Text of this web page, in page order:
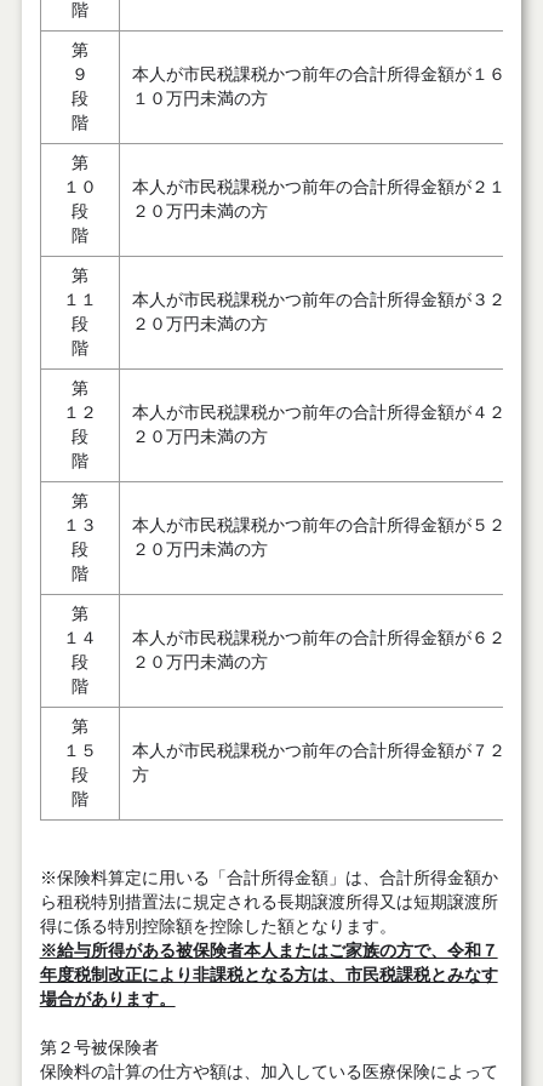
階
第
９
段
階
本人が市民税課税かつ前年の合計所得金額が１６０
１０万円未満の方
第
１０
段
階
本人が市民税課税かつ前年の合計所得金額が２１０
２０万円未満の方
第
１１
段
階
本人が市民税課税かつ前年の合計所得金額が３２０
２０万円未満の方
第
１２
段
階
本人が市民税課税かつ前年の合計所得金額が４２０
２０万円未満の方
第
１３
段
階
本人が市民税課税かつ前年の合計所得金額が５２０
２０万円未満の方
第
１４
段
階
本人が市民税課税かつ前年の合計所得金額が６２０
２０万円未満の方
第
１５
段
階
本人が市民税課税かつ前年の合計所得金額が７２０
方
※保険料算定に用いる「合計所得金額」は、合計所得金額か
ら租税特別措置法に規定される長期譲渡所得又は短期譲渡所
得に係る特別控除額を控除した額となります。
※給与所得がある被保険者本人またはご家族の方で、令和７
年度税制改正により非課税となる方は、市民税課税とみなす
場合があります。
第２号被保険者
保険料の計算の仕方や額は、加入している医療保険によって